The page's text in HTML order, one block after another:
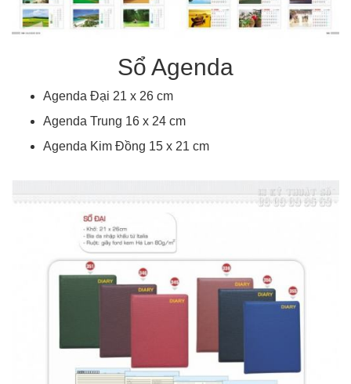
Sổ Agenda
Agenda Đại 21 x 26 cm
Agenda Trung 16 x 24 cm
Agenda Kim Đồng 15 x 21 cm